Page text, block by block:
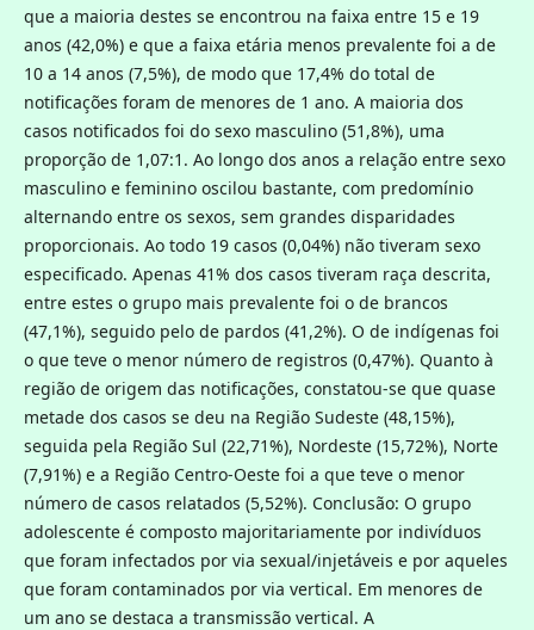
que a maioria destes se encontrou na faixa entre 15 e 19
anos (42,0%) e que a faixa etária menos prevalente foi a de
10 a 14 anos (7,5%), de modo que 17,4% do total de
notificações foram de menores de 1 ano. A maioria dos
casos notificados foi do sexo masculino (51,8%), uma
proporção de 1,07:1. Ao longo dos anos a relação entre sexo
masculino e feminino oscilou bastante, com predomínio
alternando entre os sexos, sem grandes disparidades
proporcionais. Ao todo 19 casos (0,04%) não tiveram sexo
especificado. Apenas 41% dos casos tiveram raça descrita,
entre estes o grupo mais prevalente foi o de brancos
(47,1%), seguido pelo de pardos (41,2%). O de indígenas foi
o que teve o menor número de registros (0,47%). Quanto à
região de origem das notificações, constatou-se que quase
metade dos casos se deu na Região Sudeste (48,15%),
seguida pela Região Sul (22,71%), Nordeste (15,72%), Norte
(7,91%) e a Região Centro-Oeste foi a que teve o menor
número de casos relatados (5,52%). Conclusão: O grupo
adolescente é composto majoritariamente por indivíduos
que foram infectados por via sexual/injetáveis e por aqueles
que foram contaminados por via vertical. Em menores de
um ano se destaca a transmissão vertical. A